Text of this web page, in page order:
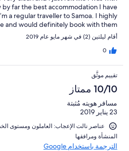
by far the best accommodation I have
a regular traveller to Samoa. I highly
and would definitely book with them
again next time I visit.
أقام ليلتين (2) في شهر مايو عام 2019
0
تقييم موثَّق
10/10 ممتاز
مسافر هويته مُثبتة
23 يناير 2019
المنشأة ومرافقها⁩
الترجمة باستخدام Google